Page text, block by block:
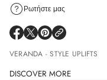
Ρωτήστε μας
VERANDA - STYLE UPLIFTS
DISCOVER MORE